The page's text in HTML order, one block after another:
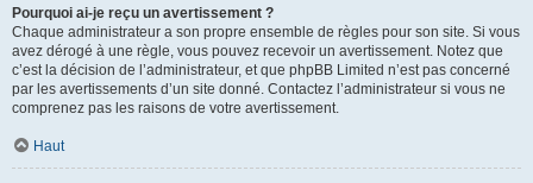
Pourquoi ai-je reçu un avertissement ?
Chaque administrateur a son propre ensemble de règles pour son site. Si vous
avez dérogé à une règle, vous pouvez recevoir un avertissement. Notez que
c’est la décision de l’administrateur, et que phpBB Limited n’est pas concerné
par les avertissements d’un site donné. Contactez l’administrateur si vous ne
comprenez pas les raisons de votre avertissement.
Haut